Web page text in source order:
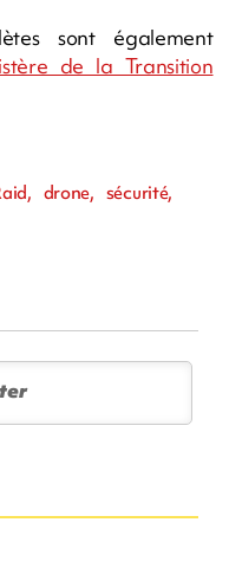
sont également
de la Transition
drone, sécurité,